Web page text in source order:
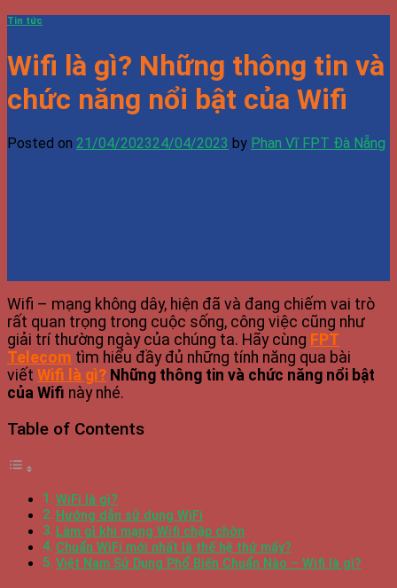
Tin tức
Wifi là gì? Những thông tin và
chức năng nổi bật của Wifi
Posted on 21/04/202324/04/2023 by Phan Vĩ FPT Đà Nẵng
Wifi – mạng không dây, hiện đã và đang chiếm vai trò
rất quan trọng trong cuộc sống, công việc cũng như
giải trí thường ngày của chúng ta. Hãy cùng FPT
Telecom tìm hiểu đầy đủ những tính năng qua bài
viết Wifi là gì? Những thông tin và chức năng nổi bật
của Wifi này nhé.
Table of Contents
WiFi là gì?
Hướng dẫn sử dụng WiFi
Làm gì khi mạng Wifi chập chờn
Chuẩn WiFi mới nhất là thế hệ thứ mấy?
Việt Nam Sử Dụng Phổ Biến Chuẩn Nào – Wifi là gì?